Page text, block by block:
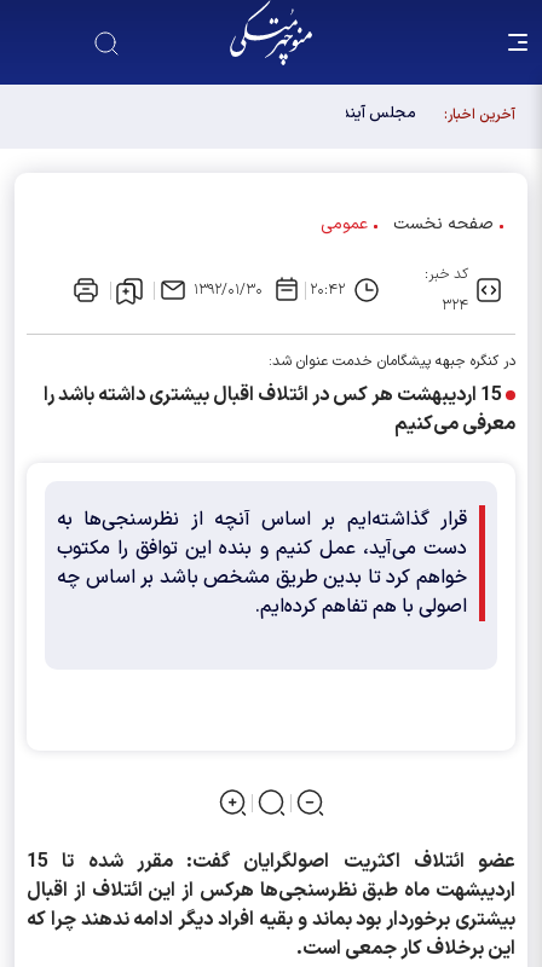
آخرین اخبار:
مجلس آینده باید آبروی اصولگرایی باشد / فهرست شورای
صفحه نخست عمومی
کد خبر:
۳۲۴
۲۰:۴۲ ۱۳۹۲/۰۱/۳۰
در کنگره جبهه پیشگامان خدمت عنوان شد:
15 اردیبهشت هر کس در ائتلاف اقبال بیشتری داشته باشد را
معرفی می‌کنیم
قرار گذاشته‌ایم بر اساس آنچه از نظرسنجی‌ها به
دست می‌آید، عمل کنیم و بنده این توافق را مکتوب
خواهم کرد تا بدین طریق مشخص باشد بر اساس چه
اصولی با هم تفاهم کرده‌ایم.
عضو ائتلاف اکثریت اصولگرایان گفت: مقرر شده تا 15
اردیبشهت ماه طبق نظرسنجی‌ها هرکس از این ائتلاف از اقبال
بیشتری برخوردار بود بماند و بقیه افراد دیگر ادامه ندهند چرا که
این برخلاف کار جمعی است.